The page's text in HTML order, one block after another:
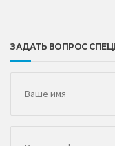
ЗАДАТЬ ВОПРОС